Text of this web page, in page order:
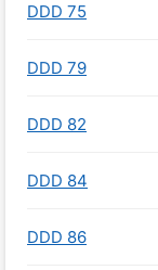
DDD 75
DDD 79
DDD 82
DDD 84
DDD 86